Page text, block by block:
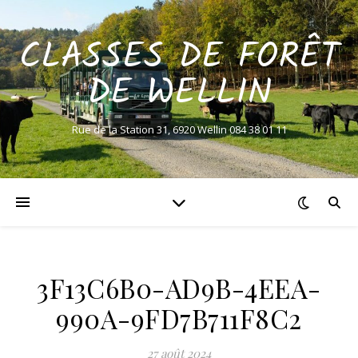
CLASSES DE FORÊT
DE WELLIN
Rue de la Station 31, 6920 Wellin 084 38 01 11
3F13C6B0-AD9B-4EEA-
990A-9FD7B711F8C2
27 août 2024